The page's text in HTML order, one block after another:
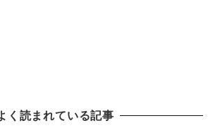
く読まれている記事